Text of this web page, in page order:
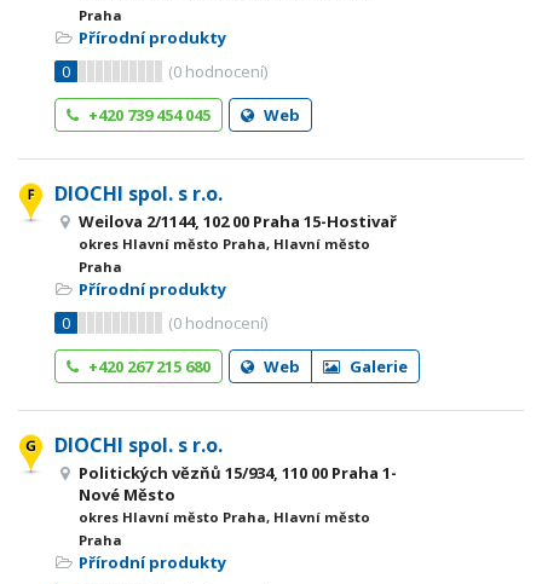
Praha
Přírodní produkty
0
(0 hodnocení)
+420 739 454 045
Web
DIOCHI spol. s r.o.
Weilova 2/1144, 102 00 Praha 15-Hostivař
okres Hlavní město Praha, Hlavní město
Praha
Přírodní produkty
0
(0 hodnocení)
+420 267 215 680
Web Galerie
DIOCHI spol. s r.o.
Politických vězňů 15/934, 110 00 Praha 1-
Nové Město
okres Hlavní město Praha, Hlavní město
Praha
Přírodní produkty